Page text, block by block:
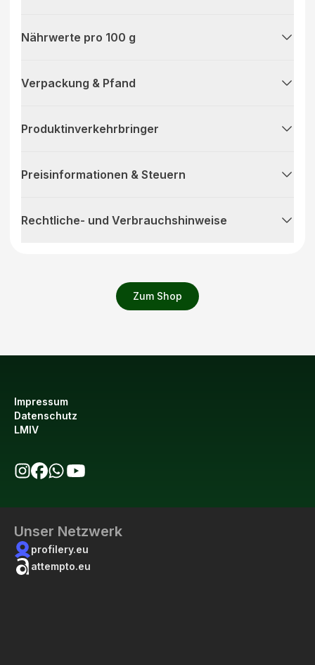
Zum Shop
Nährwerte pro 100 g
Verpackung & Pfand
Produktinverkehrbringer
Preisinformationen & Steuern
Rechtliche- und Verbrauchshinweise
Impressum
Datenschutz
LMIV
Unser Netzwerk
profilery.eu
attempto.eu